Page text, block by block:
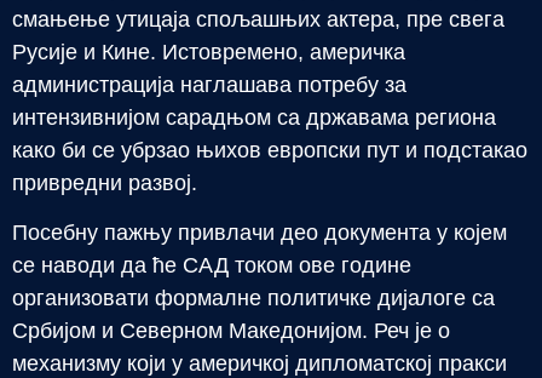
смањење утицаја спољашњих актера, пре свега
Русије и Кине. Истовремено, америчка
администрација наглашава потребу за
интензивнијом сарадњом са државама региона
како би се убрзао њихов европски пут и подстакао
привредни развој.
Посебну пажњу привлачи део документа у којем
се наводи да ће САД током ове године
организовати формалне политичке дијалоге са
Србијом и Северном Македонијом. Реч је о
механизму који у америчкој дипломатској пракси